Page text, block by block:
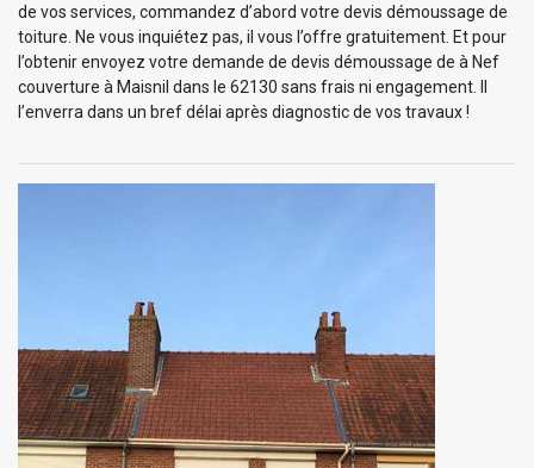
de vos services, commandez d’abord votre devis démoussage de
toiture. Ne vous inquiétez pas, il vous l’offre gratuitement. Et pour
l’obtenir envoyez votre demande de devis démoussage de à Nef
couverture à Maisnil dans le 62130 sans frais ni engagement. Il
l’enverra dans un bref délai après diagnostic de vos travaux !